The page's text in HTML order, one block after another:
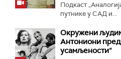
Подкаст
путнике у САД и...
Окружени
Антониони
усамљености“